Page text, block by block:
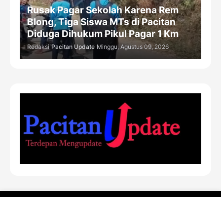
Rusak Pagar Sekolah Karena Rem
Blong, Tiga Siswa MTs di Pacitan
Diduga Dihukum Pikul Pagar 1 Km
Redaksi Pacitan Update Minggu, Agustus 09, 2026